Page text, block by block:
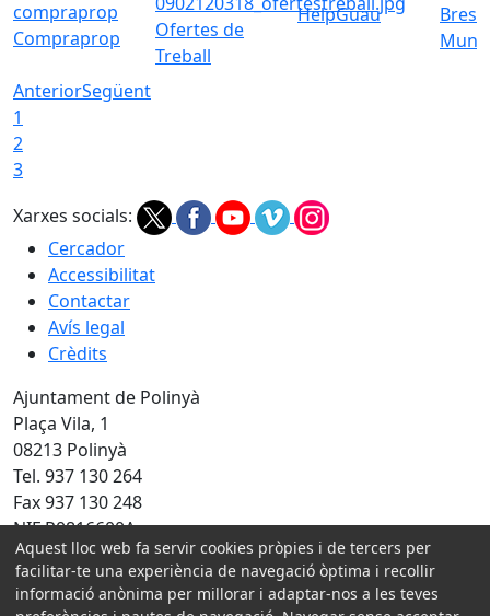
Compraprop
Ofertes de
Treball
HelpGuau
AnteriorSegüent
1
2
3
Xarxes socials:
Cercador
Accessibilitat
Contactar
Avís legal
Crèdits
Ajuntament de Polinyà
Plaça Vila, 1
08213 Polinyà
Tel. 937 130 264
Fax 937 130 248
NIF P0816600A
Amb la col·laboració de:
Aquest lloc web fa servir cookies pròpies i de tercers per
facilitar-te una experiència de navegació òptima i recollir
informació anònima per millorar i adaptar-nos a les teves